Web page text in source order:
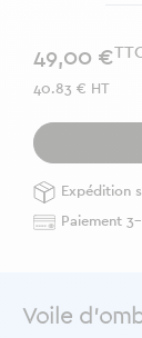
49,00 €
40.83 € HT
Expédition
Paiement
Voile